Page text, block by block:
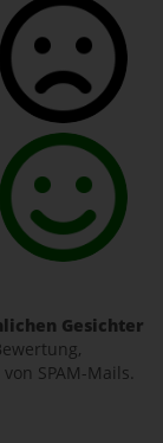
Gesichter
SPAM-Mails.